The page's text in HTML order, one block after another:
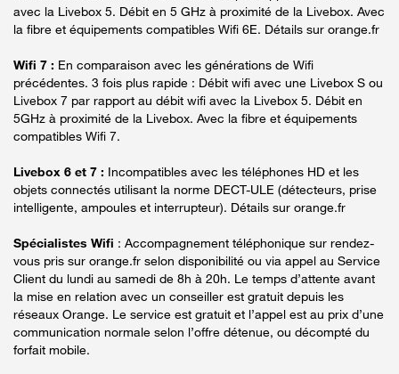
avec la Livebox 5. Débit en 5 GHz à proximité de la Livebox. Avec
la fibre et équipements compatibles Wifi 6E. Détails sur orange.fr
Wifi 7 : En comparaison avec les générations de Wifi
précédentes. 3 fois plus rapide : Débit wifi avec une Livebox S ou
Livebox 7 par rapport au débit wifi avec la Livebox 5. Débit en
5GHz à proximité de la Livebox. Avec la fibre et équipements
compatibles Wifi 7.
Livebox 6 et 7 : Incompatibles avec les téléphones HD et les
objets connectés utilisant la norme DECT-ULE (détecteurs, prise
intelligente, ampoules et interrupteur). Détails sur orange.fr
Spécialistes Wifi : Accompagnement téléphonique sur rendez-
vous pris sur orange.fr selon disponibilité ou via appel au Service
Client du lundi au samedi de 8h à 20h. Le temps d’attente avant
la mise en relation avec un conseiller est gratuit depuis les
réseaux Orange. Le service est gratuit et l’appel est au prix d’une
communication normale selon l’offre détenue, ou décompté du
forfait mobile.